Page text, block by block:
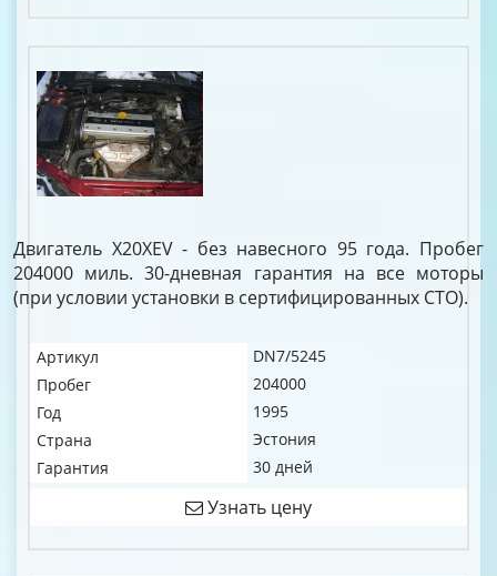
Двигатель X20XEV - без навесного 95 года. Пробег
204000 миль. 30-дневная гарантия на все моторы
(при условии установки в сертифицированных СТО).
Артикул
DN7/5245
Пробег
204000
Год
1995
Страна
Эстония
Гарантия
30 дней
Узнать цену